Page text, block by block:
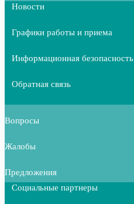
Новости
Графики работы и приема
Информационная безопасность
Обратная связь
Вопросы
Жалобы
Предложения
Социальные партнеры